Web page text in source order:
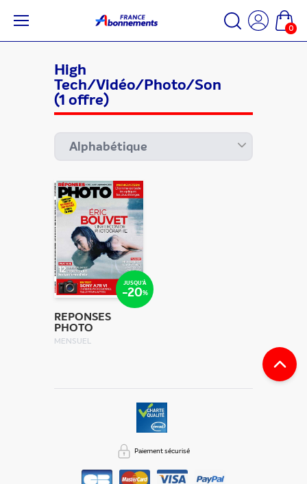
0
High
Tech/Vidéo/Photo/Son
(1 offre)
JUSQU'À
-20%
REPONSES
PHOTO
MENSUEL
Paiement sécurisé